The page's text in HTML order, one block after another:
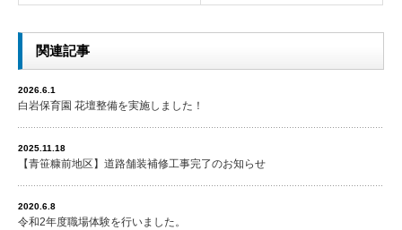
関連記事
2026.6.1
白岩保育園 花壇整備を実施しました！
2025.11.18
【青笹糠前地区】道路舗装補修工事完了のお知らせ
2020.6.8
令和2年度職場体験を行いました。